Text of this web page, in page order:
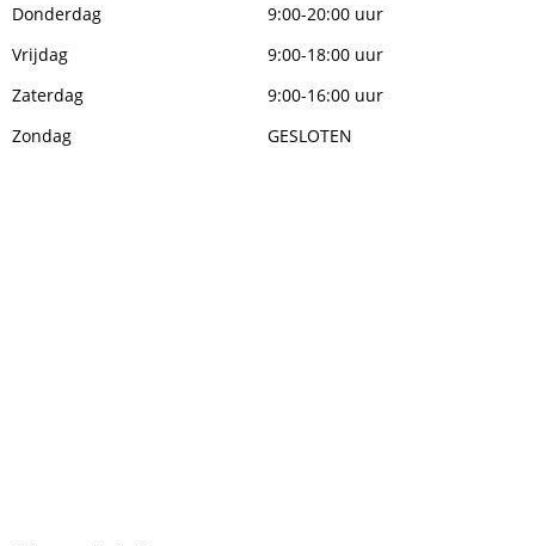
Donderdag
9:00-20:00 uur
Vrijdag
9:00-18:00 uur
Zaterdag
9:00-16:00 uur
Zondag
GESLOTEN